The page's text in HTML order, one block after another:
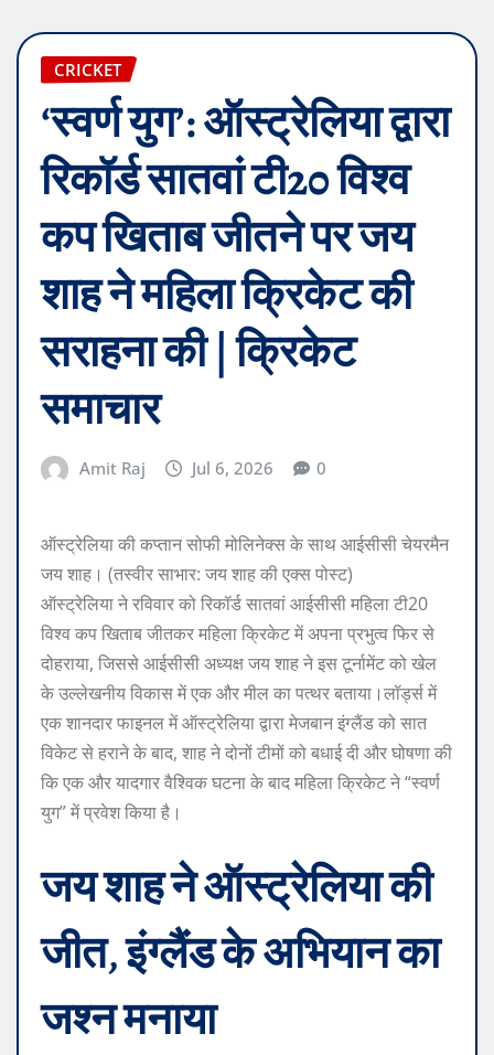
CRICKET
‘स्वर्ण युग’: ऑस्ट्रेलिया द्वारा
रिकॉर्ड सातवां टी20 विश्व
कप खिताब जीतने पर जय
शाह ने महिला क्रिकेट की
सराहना की | क्रिकेट
समाचार
Amit Raj Jul 6, 2026 0
ऑस्ट्रेलिया की कप्तान सोफी मोलिनेक्स के साथ आईसीसी चेयरमैन
जय शाह। (तस्वीर साभार: जय शाह की एक्स पोस्ट)
ऑस्ट्रेलिया ने रविवार को रिकॉर्ड सातवां आईसीसी महिला टी20
विश्व कप खिताब जीतकर महिला क्रिकेट में अपना प्रभुत्व फिर से
दोहराया, जिससे आईसीसी अध्यक्ष जय शाह ने इस टूर्नामेंट को खेल
के उल्लेखनीय विकास में एक और मील का पत्थर बताया।लॉर्ड्स में
एक शानदार फाइनल में ऑस्ट्रेलिया द्वारा मेजबान इंग्लैंड को सात
विकेट से हराने के बाद, शाह ने दोनों टीमों को बधाई दी और घोषणा की
कि एक और यादगार वैश्विक घटना के बाद महिला क्रिकेट ने “स्वर्ण
युग” में प्रवेश किया है।
जय शाह ने ऑस्ट्रेलिया की
जीत, इंग्लैंड के अभियान का
जश्न मनाया